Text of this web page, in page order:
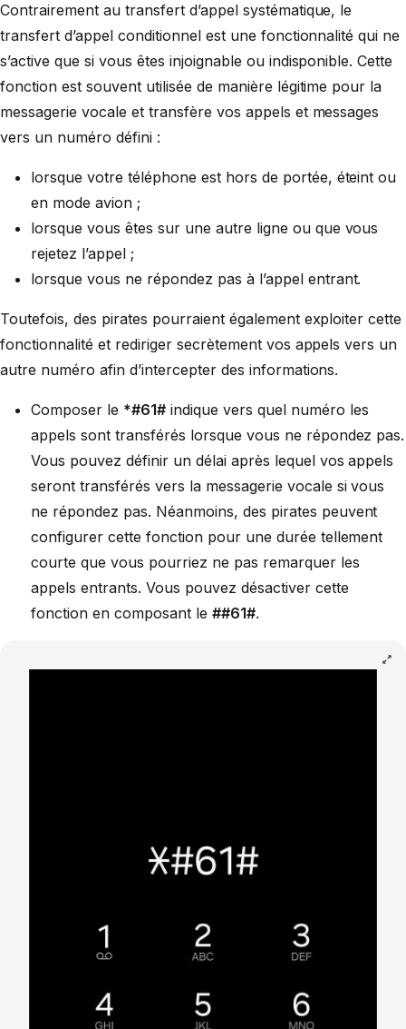
Contrairement au transfert d’appel systématique, le
transfert d’appel conditionnelest une fonctionnalité qui ne
s’active que si vous êtes injoignable ou indisponible. Cette
fonction est souvent utilisée de manière légitime pour la
messagerie vocale et transfère vos appels et messages
vers un numéro défini :
lorsque votre téléphone est hors de portée, éteint ou
en mode avion ;
lorsque vous êtes sur une autre ligne ou que vous
rejetez l’appel ;
lorsque vous ne répondez pas à l’appel entrant.
Toutefois, des pirates pourraient également exploiter cette
fonctionnalité et rediriger secrètement vos appels vers un
autre numéro afin d’intercepter des informations.
Composer le *#61#indique vers quel numéro les
appels sont transférés lorsque vous ne répondez pas.
Vous pouvez définir un délai après lequel vos appels
seront transférés vers la messagerie vocale si vous
ne répondez pas. Néanmoins, des pirates peuvent
configurer cette fonction pour une durée tellement
courte que vous pourriez ne pas remarquer les
appels entrants. Vous pouvez désactiver cette
fonction en composant le ##61#.